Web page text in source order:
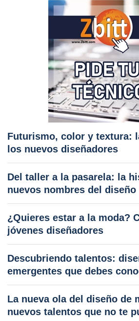
Futurismo, color y textura:
los nuevos diseñadores
Del taller a la pasarela: la
nuevos nombres del diseño
¿Quieres estar a la moda?
jóvenes diseñadores
Descubriendo talentos:
emergentes que debes
La nueva ola del diseño de
nuevos talentos que no te